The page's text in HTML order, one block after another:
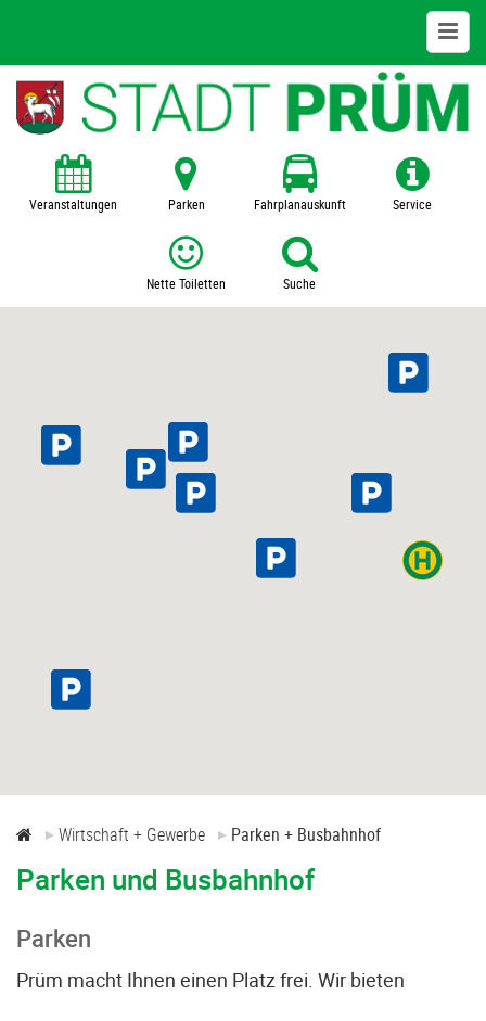
Wirtschaft + Gewerbe
Wirtschaftsstandort
Branchenverzeichnis
Stadtmarketing und Gewerbeverein
Einkaufsstadt Prüm
Gewerbegebiete
Veranstaltungen Parken Fahrplanauskunft Service
Nette Toiletten Suche
Wirtschaft + Gewerbe Parken + Busbahnhof
Parken und Busbahnhof
Parken
Prüm macht Ihnen einen Platz frei. Wir bieten